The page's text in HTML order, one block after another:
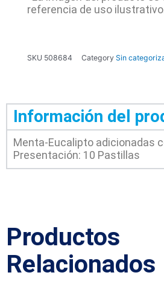
referencia de uso
SKU 508684 Category Sin
Información del
Menta-Eucalipto adicionadas
Presentación: 10 Pastillas
Productos
Relacionados